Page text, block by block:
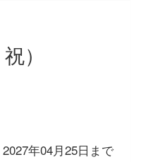
）
年04月25日まで